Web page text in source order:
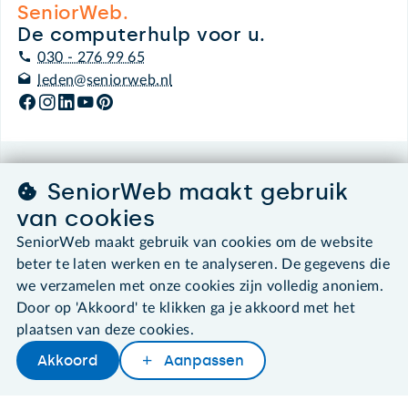
Later lezen Delen Woordenboek
SeniorWeb.
De computerhulp voor u.
030 - 276 99 65
leden@seniorweb.nl
©2026 SeniorWeb
Algemene voorwaarden
Cookies en cookie-instellingen
Disclaimer
Privacybeleid
About SeniorWeb
SeniorWeb maakt gebruik
van cookies
SeniorWeb maakt gebruik van cookies om de website
beter te laten werken en te analyseren. De gegevens die
we verzamelen met onze cookies zijn volledig anoniem.
Door op 'Akkoord' te klikken ga je akkoord met het
plaatsen van deze cookies.
Akkoord Aanpassen